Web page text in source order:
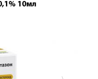
10мл